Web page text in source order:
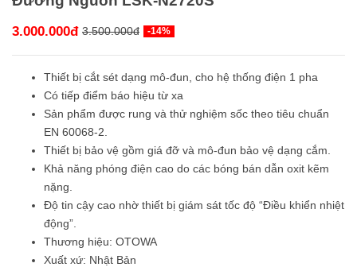
3.000.000đ 3.500.000đ -14%
Thiết bị cắt sét dạng mô-đun, cho hệ thống điện 1 pha
Có tiếp điểm báo hiệu từ xa
Sản phẩm được rung và thử nghiệm sốc theo tiêu chuẩn
EN 60068-2.
Thiết bị bảo vệ gồm giá đỡ và mô-đun bảo vệ dạng cắm.
Khả năng phóng điện cao do các bóng bán dẫn oxit kẽm
nặng.
Độ tin cậy cao nhờ thiết bị giám sát tốc độ “Điều khiển nhiệt
động”.
Thương hiệu: OTOWA
Xuất xứ: Nhật Bản